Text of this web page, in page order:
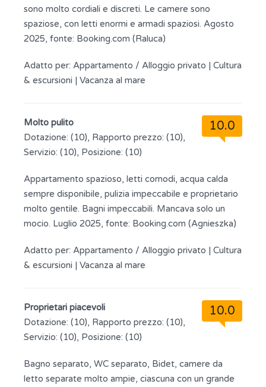
sono molto cordiali e discreti. Le camere sono
spaziose, con letti enormi e armadi spaziosi. Agosto
2025, fonte: Booking.com (Raluca)
Adatto per: Appartamento / Alloggio privato | Cultura
& escursioni | Vacanza al mare
10.0
Molto pulito
Dotazione: (10), Rapporto prezzo: (10),
Servizio: (10), Posizione: (10)
Appartamento spazioso, letti comodi, acqua calda
sempre disponibile, pulizia impeccabile e proprietario
molto gentile. Bagni impeccabili. Mancava solo un
mocio. Luglio 2025, fonte: Booking.com (Agnieszka)
Adatto per: Appartamento / Alloggio privato | Cultura
& escursioni | Vacanza al mare
10.0
Proprietari piacevoli
Dotazione: (10), Rapporto prezzo: (10),
Servizio: (10), Posizione: (10)
Bagno separato, WC separato, Bidet, camere da
letto separate molto ampie, ciascuna con un grande